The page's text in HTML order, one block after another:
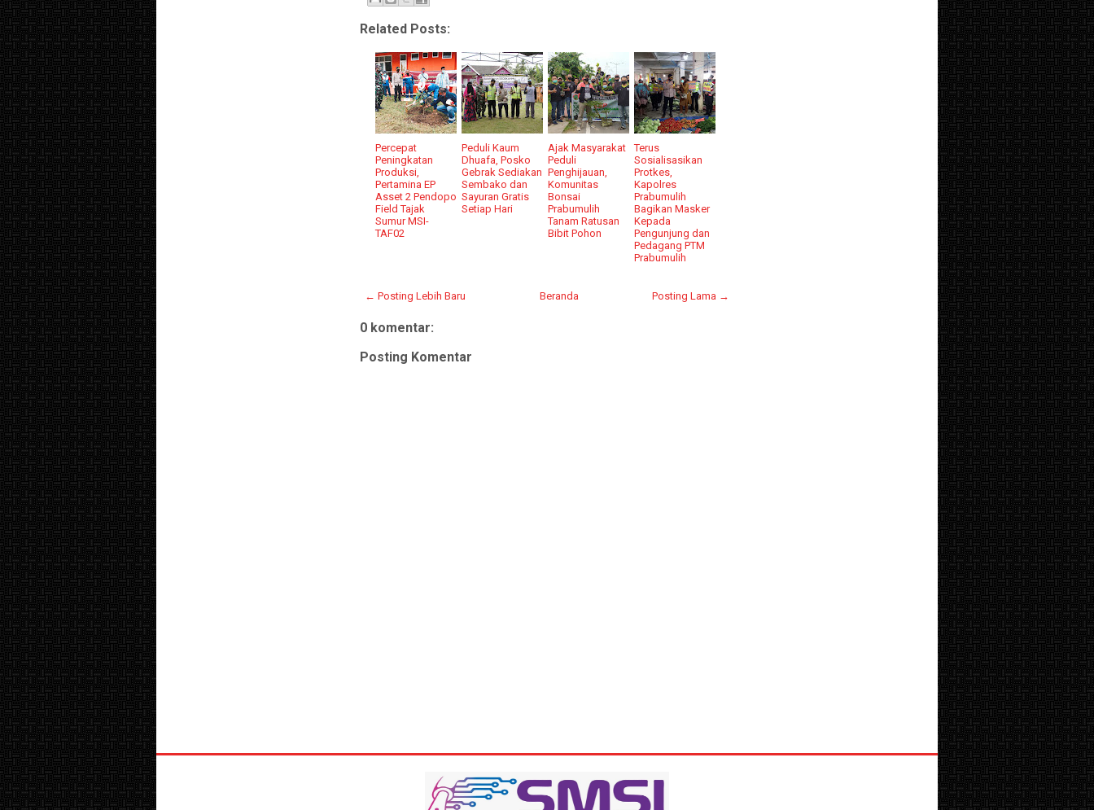
Related Posts:
Percepat
Peningkatan
Produksi,
Pertamina EP
Asset 2 Pendopo
Field Tajak
Sumur MSI-
TAF02
Peduli Kaum
Dhuafa, Posko
Gebrak Sediakan
Sembako dan
Sayuran Gratis
Setiap Hari
Ajak Masyarakat
Peduli
Penghijauan,
Komunitas
Bonsai
Prabumulih
Tanam Ratusan
Bibit Pohon
Terus
Sosialisasikan
Protkes,
Kapolres
Prabumulih
Bagikan Masker
Kepada
Pengunjung dan
Pedagang PTM
Prabumulih
← Posting Lebih Baru Posting Lama →
Beranda
0 komentar:
Posting Komentar